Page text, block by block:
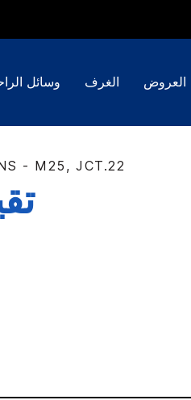
العروض الغرف وسائل
- M25, JCT.22